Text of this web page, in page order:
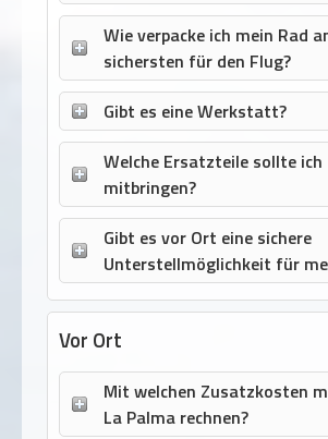
Wie verpacke ich mein Rad
sichersten für den Flug?
Gibt es eine Werkstatt?
Welche Ersatzteile sollte ich
mitbringen?
Gibt es vor Ort eine sichere
Unterstellmöglichkeit für
Vor Ort
Mit welchen Zusatzkosten
La Palma rechnen?